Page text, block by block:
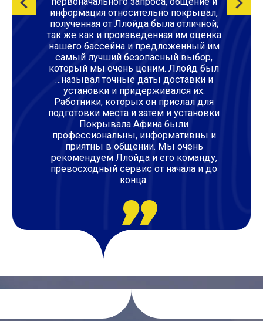
информация относительно покрывал,
полученная от Ллойда была отличной;
так же как и произведенная им оценка
нашего бассейна и предложенный им
самый лучший безопасный выбор,
который мы очень ценим. Ллойд был
…называл точные даты доставки и
установки и придерживался их.
Работники, которых он прислал для
подготовки места и затем и установки
Покрывала Афина были
профессиональны, информативны и
приятны в общении. Мы очень
рекомендуем Ллойда и его команду,
превосходный сервис от начала и до
конца.
